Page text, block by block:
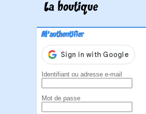
La boutique
M'authentifier
Identifiant ou adresse e-mail
Mot de passe